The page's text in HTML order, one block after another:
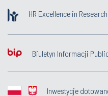
HR Excellence in Research
Biuletyn Informacji
Inwestycje